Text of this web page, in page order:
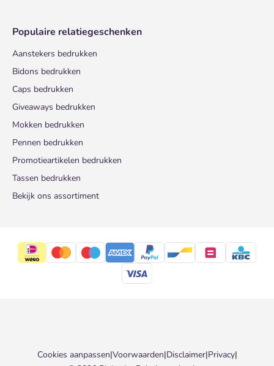
Populaire relatiegeschenken
Aanstekers bedrukken
Bidons bedrukken
Caps bedrukken
Giveaways bedrukken
Mokken bedrukken
Pennen bedrukken
Promotieartikelen bedrukken
Tassen bedrukken
Bekijk ons assortiment
Cookies aanpassen|Voorwaarden|Disclaimer|Privacy|